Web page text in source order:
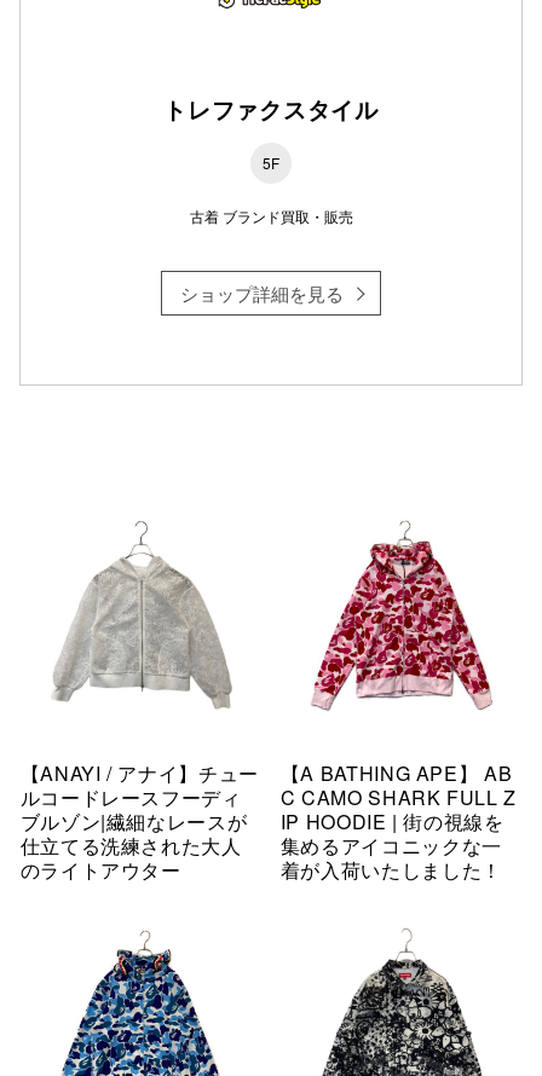
トレファクスタイル
5F
古着 ブランド買取・販売
ショップ詳細を見る
【ANAYI / アナイ】チュー
ルコードレースフーディ
ブルゾン|繊細なレースが
仕立てる洗練された大人
のライトアウター
【A BATHING APE】 AB
C CAMO SHARK FULL Z
IP HOODIE | 街の視線を
集めるアイコニックな一
着が入荷いたしました！